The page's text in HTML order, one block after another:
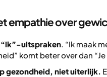
empathie over
“ik”-uitspraken. “Ik maak
komt beter over dan
gezondheid, niet uiterlijk.